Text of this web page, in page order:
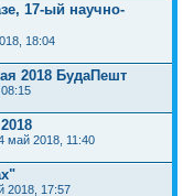
17-ый научно-
18:04
2018 БудаПешт
май 2018, 11:40
2018, 17:57